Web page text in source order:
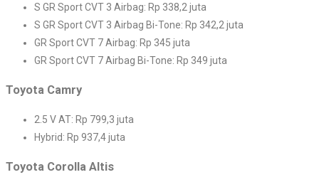
S GR Sport CVT 3 Airbag: Rp 338,2 juta
S GR Sport CVT 3 Airbag Bi-Tone: Rp 342,2 juta
GR Sport CVT 7 Airbag: Rp 345 juta
GR Sport CVT 7 Airbag Bi-Tone: Rp 349 juta
Toyota Camry
2.5 V AT: Rp 799,3 juta
Hybrid: Rp 937,4 juta
Toyota Corolla Altis